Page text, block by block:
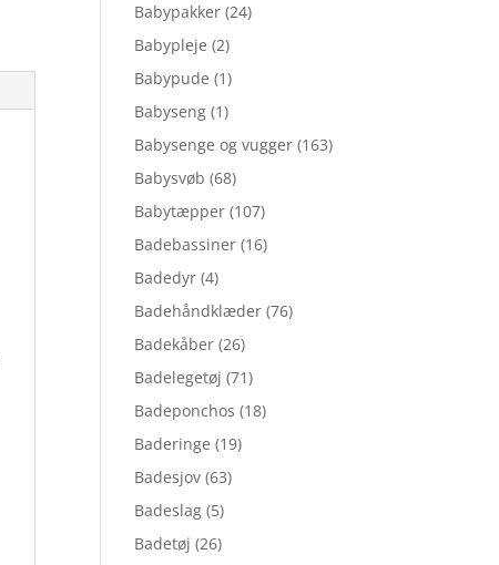
Babypakker (24)
Babypleje (2)
Babypude (1)
Babyseng (1)
Babysenge og vugger (163)
Babysvøb (68)
Babytæpper (107)
Badebassiner (16)
Badedyr (4)
Badehåndklæder (76)
Badekåber (26)
Badelegetøj (71)
Badeponchos (18)
Baderinge (19)
Badesjov (63)
Badeslag (5)
Badetøj (26)